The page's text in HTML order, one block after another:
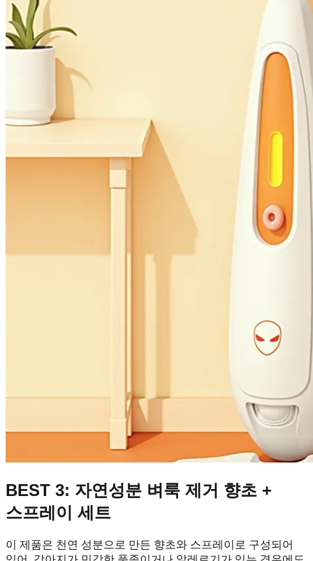
BEST 3: 자연성분 벼룩 제거 향초 +
스프레이 세트
이 제품은 천연 성분으로 만든 향초와 스프레이로 구성되어